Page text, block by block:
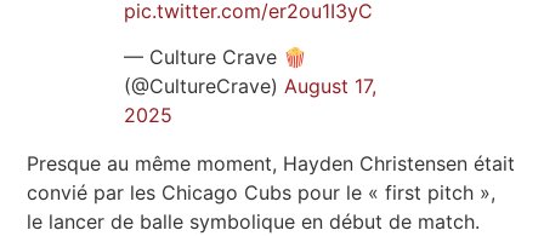
pic.twitter.com/er2ou1I3yC
— Culture Crave 🍿
(@CultureCrave)August 17,
2025
Presque au même moment, Hayden Christensen était
convié par les Chicago Cubs pour le « first pitch »,
le lancer de balle symbolique en début de match.